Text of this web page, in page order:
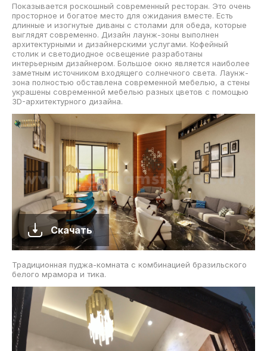
Показывается роскошный современный ресторан. Это очень
просторное и богатое место для ожидания вместе. Есть
длинные и изогнутые диваны с столами для обеда, которые
выглядят современно. Дизайн лаунж-зоны выполнен
архитектурными и дизайнерскими услугами. Кофейный
столик и светодиодное освещение разработаны
интерьерным дизайнером. Большое окно является наиболее
заметным источником входящего солнечного света. Лаунж-
зона полностью обставлена современной мебелью, а стены
украшены современной мебелью разных цветов с помощью
3D-архитектурного дизайна.
Скачать
Традиционная пуджа-комната с комбинацией бразильского
белого мрамора и тика.